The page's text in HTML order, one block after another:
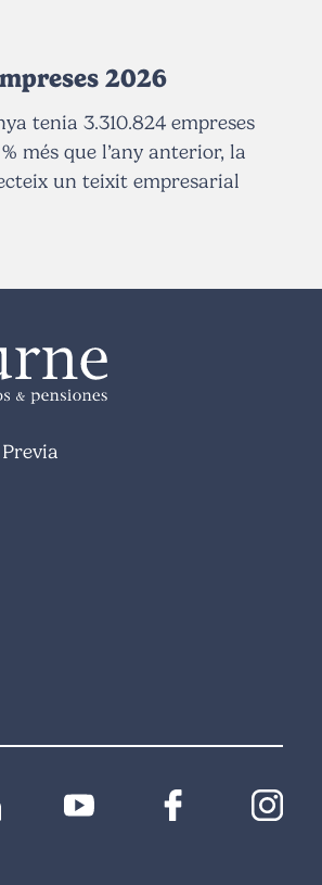
2026
tenia 3.310.824 empreses
més que l’any anterior, la
un teixit empresarial